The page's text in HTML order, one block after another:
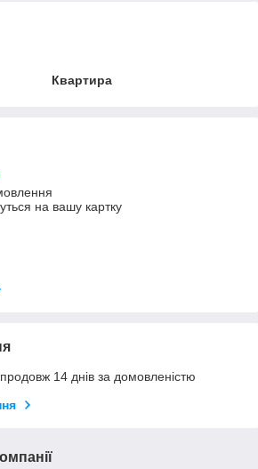
Квартира
на вашу картку
14 днів за домовленістю